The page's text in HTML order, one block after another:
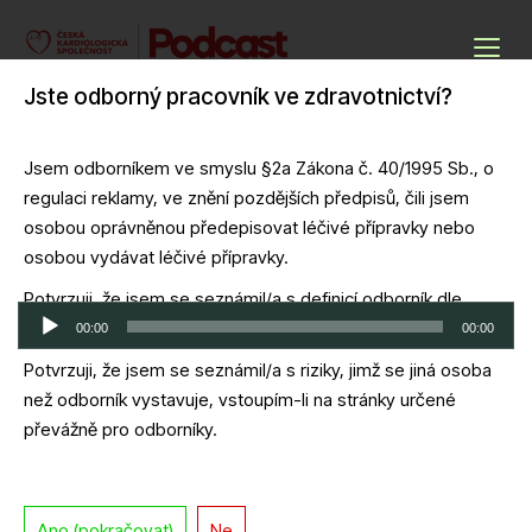
Cardio Podcast
XXXIII. Výroční sjezd České
kardiologické společnosti – 28.4.2025
Audio
přehrávač
00:00 00:00
Download file| Play in new window|Duration: 1:04:17|Recorded on 28
dubna, 2025
Jste odborný pracovník ve zdravotnictví?
Jsem odborníkem ve smyslu §2a Zákona č. 40/1995 Sb., o
regulaci reklamy, ve znění pozdějších předpisů, čili jsem
osobou oprávněnou předepisovat léčivé přípravky nebo
osobou vydávat léčivé přípravky.
Potvrzuji, že jsem se seznámil/a s definicí odborník dle
zákona č. 40/1995 Sb.
Potvrzuji, že jsem se seznámil/a s riziky, jimž se jiná osoba
než odborník vystavuje, vstoupím-li na stránky určené
převážně pro odborníky.